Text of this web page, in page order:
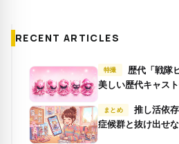
RECENT ARTICLES
特撮
美しい歴代キャス
まとめ
推し活依存はなぜ起きる？有名人崇拝
症候群と抜け出せ